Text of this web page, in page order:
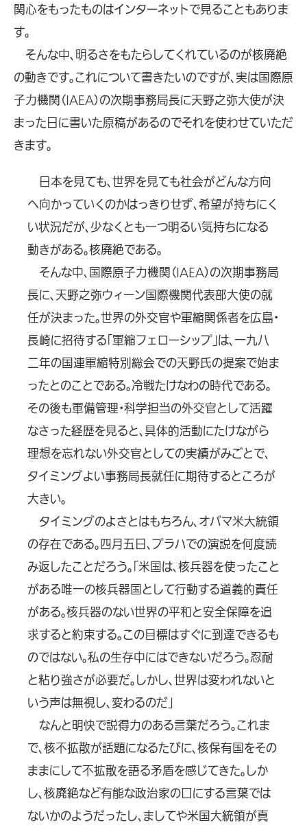
関心をもったものはインターネットで見ることもありま
す。
そんな中、明るさをもたらしてくれているのが核廃絶
の動きです。これについて書きたいのですが、実は国際原
子力機関（IAEA）の次期事務局長に天野之弥大使が決
まった日に書いた原稿があるのでそれを使わせていただ
きます。
日本を見ても、世界を見ても社会がどんな方向
へ向かっていくのかはっきりせず、希望が持ちにく
い状況だが、少なくとも一つ明るい気持ちになる
動きがある。核廃絶である。
そんな中、国際原子力機関（IAEA）の次期事務局
長に、天野之弥ウィーン国際機関代表部大使の就
任が決まった。世界の外交官や軍縮関係者を広島・
長崎に招待する「軍縮フェローシップ」は、一九八
二年の国連軍縮特別総会での天野氏の提案で始ま
ったとのことである。冷戦たけなわの時代である。
その後も軍備管理・科学担当の外交官として活躍
なさった経歴を見ると、具体的活動にたけながら
理想を忘れない外交官としての実績がみごとで、
タイミングよい事務局長就任に期待するところが
大きい。
タイミングのよさとはもちろん、オバマ米大統領
の存在である。四月五日、プラハでの演説を何度読
み返したことだろう。「米国は、核兵器を使ったこと
がある唯一の核兵器国として行動する道義的責任
がある。核兵器のない世界の平和と安全保障を追
求すると約束する。この目標はすぐに到達できるも
のではない。私の生存中にはできないだろう。忍耐
と粘り強さが必要だ。しかし、世界は変われないと
いう声は無視し、変わるのだ」
なんと明快で説得力のある言葉だろう。これま
で、核不拡散が話題になるたびに、核保有国をその
ままにして不拡散を語る矛盾を感じてきた。しか
し、核廃絶など有能な政治家の口にする言葉では
ないかのようだったし、ましてや米国大統領が真